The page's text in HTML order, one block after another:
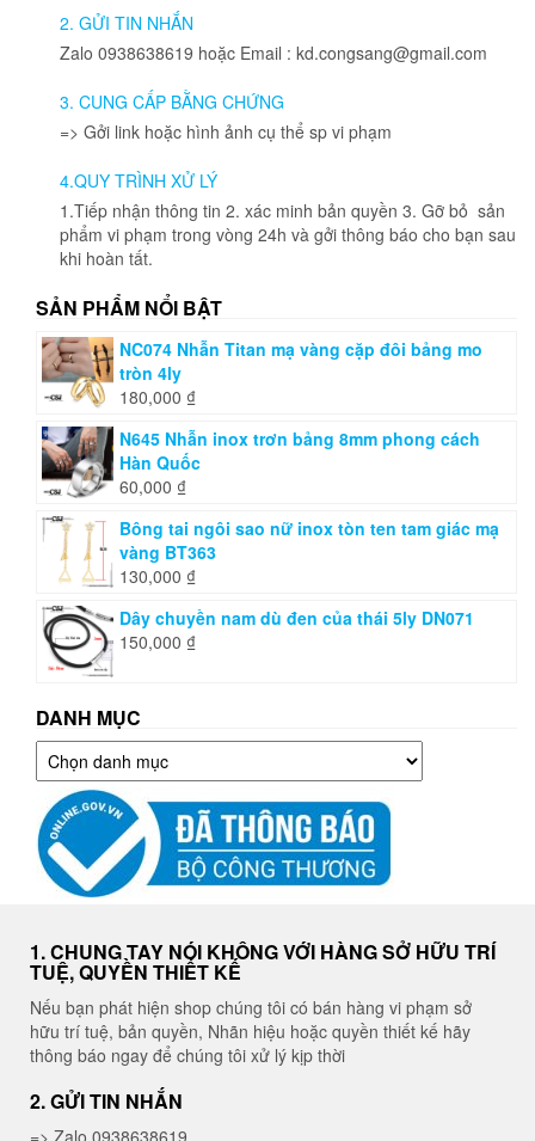
chọn
có
thể
được
chọn
trên
sản
phẩm
2. GỬI TIN NHẮN
Zalo 0938638619 hoặc Email : kd.congsang@gmail.com
3. CUNG CẤP BẰNG CHỨNG
=> Gởi link hoặc hình ảnh cụ thể sp vi phạm
4.QUY TRÌNH XỬ LÝ
1.Tiếp nhận thông tin 2. xác minh bản quyền 3. Gỡ bỏ sản
phẩm vi phạm trong vòng 24h và gởi thông báo cho bạn sau
khi hoàn tất.
SẢN PHẨM NỔI BẬT
NC074 Nhẫn Titan mạ vàng cặp đôi bảng mo
tròn 4ly
180,000 ₫
N645 Nhẫn inox trơn bảng 8mm phong cách
Hàn Quốc
60,000 ₫
Bông tai ngôi sao nữ inox tòn ten tam giác mạ
vàng BT363
130,000 ₫
Dây chuyền nam dù đen của thái 5ly DN071
150,000 ₫
DANH MỤC
Danh
mục
1. CHUNG TAY NÓI KHÔNG VỚI HÀNG SỞ HỮU TRÍ
TUỆ, QUYỀN THIẾT KẾ
Nếu bạn phát hiện shop chúng tôi có bán hàng vi phạm sở
hữu trí tuệ, bản quyền, Nhãn hiệu hoặc quyền thiết kế hãy
thông báo ngay để chúng tôi xử lý kịp thời
2. GỬI TIN NHẮN
=> Zalo 0938638619